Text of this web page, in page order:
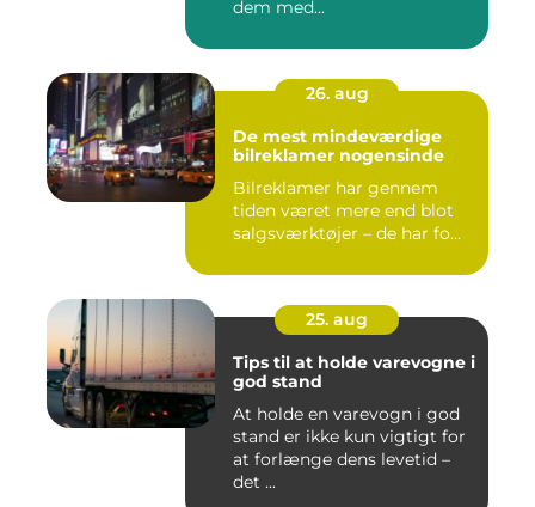
dem med...
26. aug
De mest mindeværdige
bilreklamer nogensinde
Bilreklamer har gennem
tiden været mere end blot
salgsværktøjer – de har fo...
25. aug
Tips til at holde varevogne i
god stand
At holde en varevogn i god
stand er ikke kun vigtigt for
at forlænge dens levetid –
det ...